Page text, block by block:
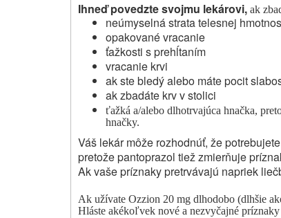
Ihneď povedzte svojmu lekárovi, ak
neúmyselná strata telesnej
opakované vracanie
ťažkosti s prehĺtaním
vracanie krvi
ak ste bledý alebo máte pocit
ak zbadáte krv v stolici
ťažká a/alebo dlhotrvajúca hnačka,
hnačky.
Váš lekár môže rozhodnúť, že
pretože pantoprazol tiež zmierňuje
Ak vaše príznaky pretrvávajú napriek
Ak užívate Ozzion 20 mg dlhodobo (dlhšie
Hláste akékoľvek nové a nezvyčajné